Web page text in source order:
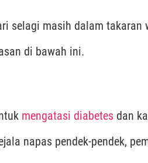
selagi masih dalam takaran
di bawah ini.
mengatasi diabetes dan
napas pendek-pendek,